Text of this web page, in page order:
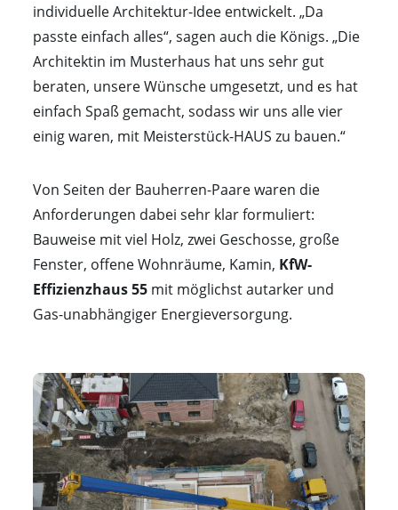
individuelle Architektur-Idee entwickelt. „Da
passte einfach alles“, sagen auch die Königs. „Die
Architektin im Musterhaus hat uns sehr gut
beraten, unsere Wünsche umgesetzt, und es hat
einfach Spaß gemacht, sodass wir uns alle vier
einig waren, mit Meisterstück-HAUS zu bauen.“
Von Seiten der Bauherren-Paare waren die
Anforderungen dabei sehr klar formuliert:
Bauweise mit viel Holz, zwei Geschosse, große
Fenster, offene Wohnräume, Kamin, KfW-
Effizienzhaus 55 mit möglichst autarker und
Gas-unabhängiger Energieversorgung.